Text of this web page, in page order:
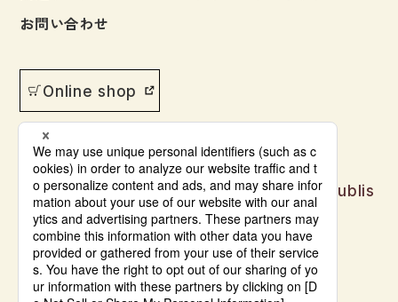
お問い合わせ
Online shop
Japanese language learning materials publis
hed by Bonjinsha
© Bonjinsha Co., LTD. All Rights Reserved.